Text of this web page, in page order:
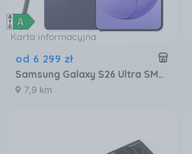
Karta informacyjna
od 6 299 zł
Samsung Galaxy S26 Ultra SM-S948 5G 12/512GB Fioletowy
7,9 km